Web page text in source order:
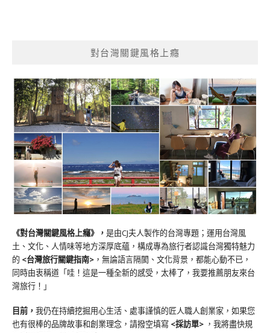
對台灣關鍵風格上癮
《對台灣關鍵風格上癮》 ， 是由CJ夫人製作的台灣專題；運用台灣風
土、文化、人情味等地方深厚底蘊，構成專為旅行者認識台灣獨特魅力
的 <台灣旅行關鍵指南> ，無論語言隔閡、文化背景，都能心動不已，
同時由衷稱道「哇！這是一種全新的感受，太棒了，我要推薦朋友來台
灣旅行！」
目前， 我仍在持續挖掘用心生活、處事謹慎的匠人職人創業家，如果您
也有很棒的品牌故事和創業理念，請撥空填寫 <採訪單> ，我將盡快規